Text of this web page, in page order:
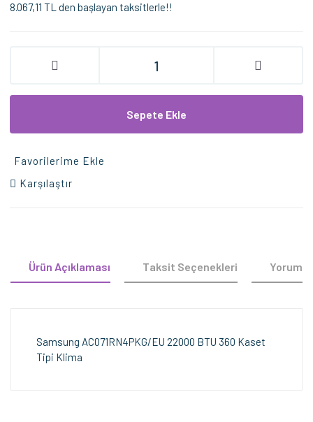
8.067,11 TL den başlayan taksitlerle!!
Sepete Ekle
Favorilerime Ekle
Karşılaştır
Ürün Açıklaması Taksit Seçenekleri
Samsung AC071RN4PKG/EU 22000 BTU 360 Kaset
Tipi Klima